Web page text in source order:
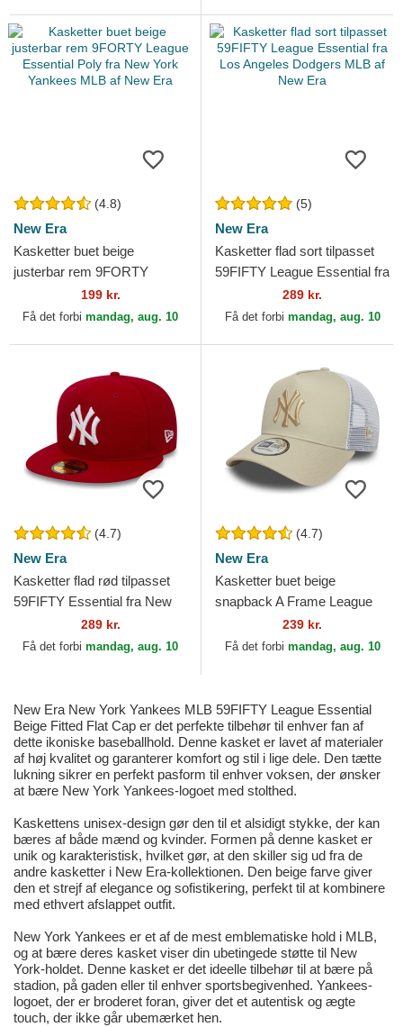
(4.8)
New Era
Kasketter buet beige
justerbar rem 9FORTY
League Essential Poly fra
New York Yankees MLB af
199 kr.
Få det forbi mandag, aug. 10
(5)
New Era
Kasketter flad sort tilpasset
59FIFTY League Essential fra
Los Angeles Dodgers MLB af
New Era
289 kr.
Få det forbi mandag, aug. 10
(4.7)
New Era
Kasketter flad rød tilpasset
59FIFTY Essential fra New
York Yankees MLB af New
Era
289 kr.
Få det forbi mandag, aug. 10
(4.7)
New Era
Kasketter buet beige
snapback A Frame League
Essential fra New York
Yankees MLB af New Era
239 kr.
Få det forbi mandag, aug. 10
New Era New York Yankees MLB 59FIFTY League Essential
Beige Fitted Flat Cap er det perfekte tilbehør til enhver fan af
dette ikoniske baseballhold. Denne kasket er lavet af materialer
af høj kvalitet og garanterer komfort og stil i lige dele. Den tætte
lukning sikrer en perfekt pasform til enhver voksen, der ønsker
at bære New York Yankees-logoet med stolthed.
Kaskettens unisex-design gør den til et alsidigt stykke, der kan
bæres af både mænd og kvinder. Formen på denne kasket er
unik og karakteristisk, hvilket gør, at den skiller sig ud fra de
andre kasketter i New Era-kollektionen. Den beige farve giver
den et strejf af elegance og sofistikering, perfekt til at kombinere
med ethvert afslappet outfit.
New York Yankees er et af de mest emblematiske hold i MLB,
og at bære deres kasket viser din ubetingede støtte til New
York-holdet. Denne kasket er det ideelle tilbehør til at bære på
stadion, på gaden eller til enhver sportsbegivenhed. Yankees-
logoet, der er broderet foran, giver det et autentisk og ægte
touch, der ikke går ubemærket hen.